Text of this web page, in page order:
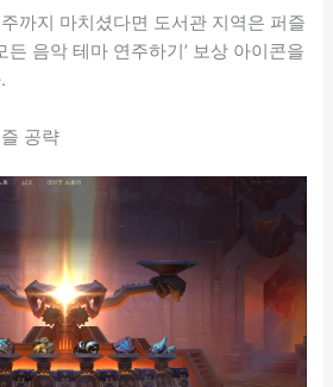
까지 마치셨다면 도서관 지역은 퍼즐
든 음악 테마 연주하기’ 보상 아이콘을
공략